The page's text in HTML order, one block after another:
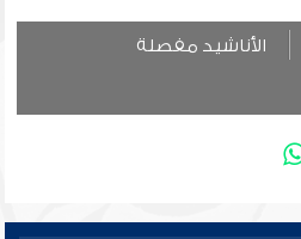
الأناشيد مفصلة